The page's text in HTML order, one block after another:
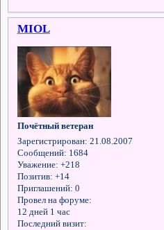
MIOL
Почётный ветеран
Зарегистрирован: 21.08.2007
Сообщений: 1684
Уважение: +218
Позитив: +14
Приглашений: 0
Провел на форуме:
12 дней 1 час
Последний визит: